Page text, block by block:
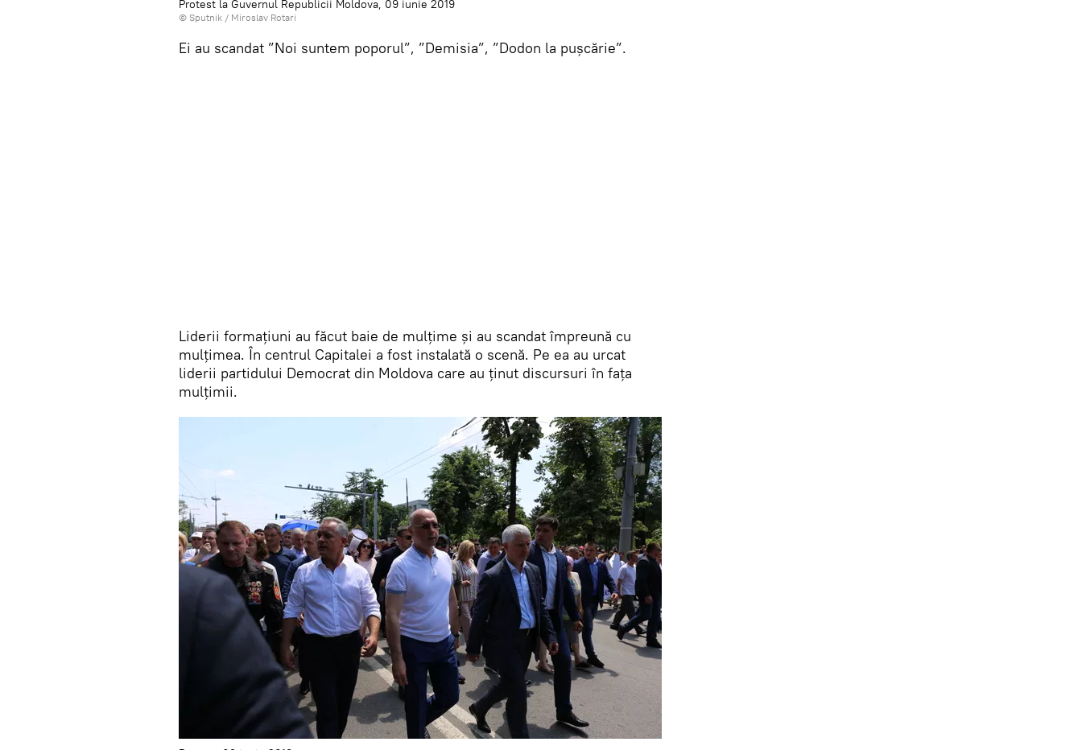
Protest la Guvernul Republicii Moldova, 09 iunie 2019
© Sputnik / Miroslav Rotari
Ei au scandat ”Noi suntem poporul”, ”Demisia”, ”Dodon la pușcărie”.
Liderii formațiuni au făcut baie de mulțime și au scandat împreună cu
mulțimea. În centrul Capitalei a fost instalată o scenă. Pe ea au urcat
liderii partidului Democrat din Moldova care au ținut discursuri în fața
mulțimii.